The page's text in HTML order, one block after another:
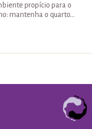
propício para o
mantenha o quarto…